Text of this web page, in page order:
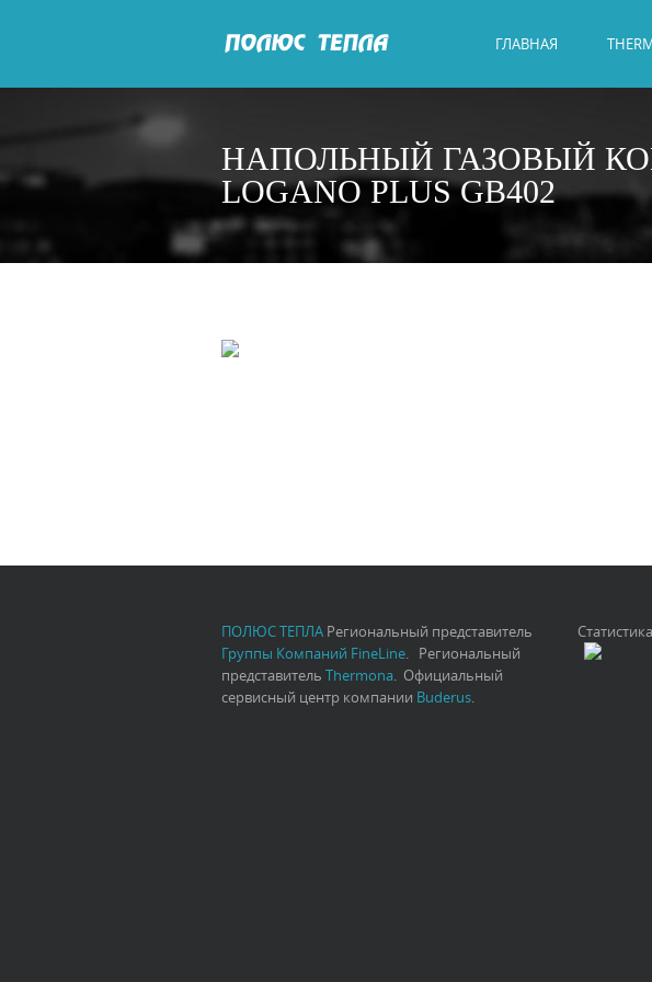
ГЛАВНАЯ
НАПОЛЬНЫЙ ГАЗОВЫЙ
LOGANO PLUS GB402
ПОЛЮС ТЕПЛА Региональный представитель
Группы Компаний FineLine. Региональный
представитель Thermona. Официальный
сервисный центр компании Buderus.